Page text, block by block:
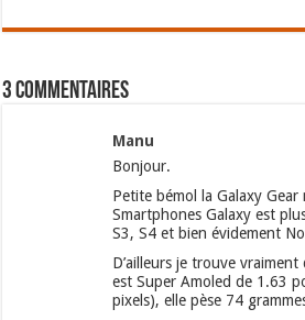
3 commentaires
Manu
Bonjour.
Petite bémol la Galaxy
Smartphones Galaxy est
S3, S4 et bien évidement
D’ailleurs je trouve vraiment
est Super Amoled de 1.63
pixels), elle pèse 74